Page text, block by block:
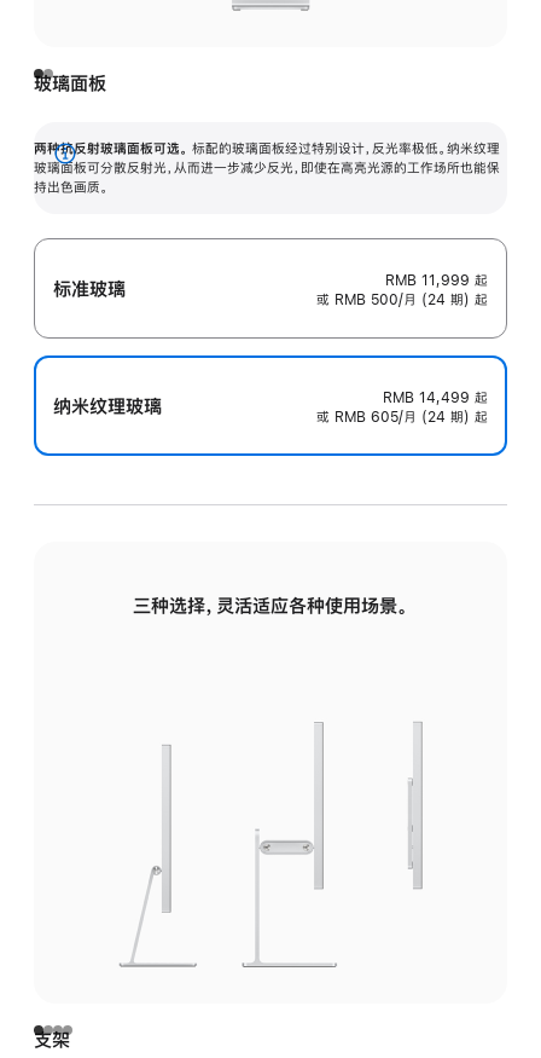
玻璃面板
两种抗反射玻璃面板可选。 标配的玻璃面板经过特别设计，反光率极低。纳米纹理
玻璃面板可分散反射光，从而进一步减少反光，即使在高亮光源的工作场所也能保
持出色画质。
展
开
标准玻璃 RMB 11,999 起
或 RMB 500/月 (24 期) 起
纳米纹理玻璃 RMB 14,499 起
或 RMB 605/月 (24 期) 起
三种选择，灵活适应各种使用场景。
支架